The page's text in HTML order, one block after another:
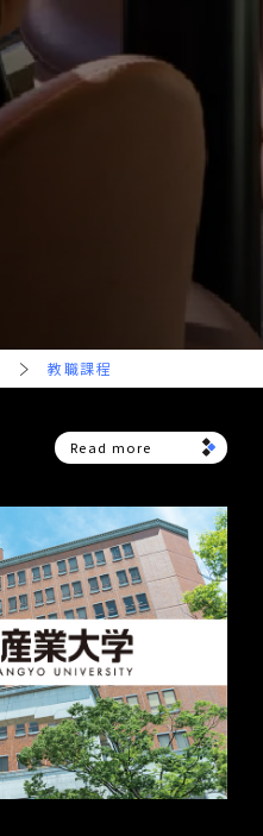
教職課程
Read more